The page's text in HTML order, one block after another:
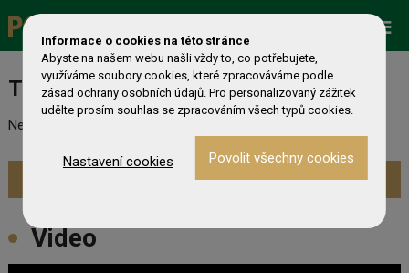
Turnaj nebyl nalezen
Nebyl nalezen odpovídající turnaj. Prevděpodobně již skončil.
Zobrazit aktuální turnaje »
Video
Informace o cookies na této stránce
Abyste na našem webu našli vždy to, co potřebujete,
využíváme soubory cookies, které zpracováváme podle
zásad ochrany osobních údajů. Pro personalizovaný zážitek
udělte prosím souhlas se zpracováním všech typů cookies.
Nastavení cookies